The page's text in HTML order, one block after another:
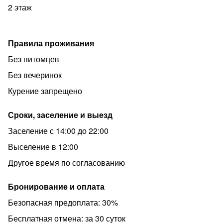
2 этаж
Правила проживания
Без питомцев
Без вечеринок
Курение запрещено
Сроки, заселение и выезд
Заселение с 14:00 до 22:00
Выселение в 12:00
Другое время по согласованию
Бронирование и оплата
Безопасная предоплата: 30%
Бесплатная отмена: за 30 суток